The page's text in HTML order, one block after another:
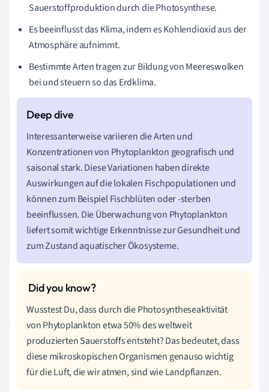
Sauerstoffproduktion durch die Photosynthese.
Es beeinflusst das Klima, indem es Kohlendioxid aus der
Atmosphäre aufnimmt.
Bestimmte Arten tragen zur Bildung von Meereswolken
bei und steuern so das Erdklima.
Interessanterweise variieren die Arten und
Konzentrationen von Phytoplankton geografisch und
saisonal stark. Diese Variationen haben direkte
Auswirkungen auf die lokalen Fischpopulationen und
können zum Beispiel Fischblüten oder -sterben
beeinflussen. Die Überwachung von Phytoplankton
liefert somit wichtige Erkenntnisse zur Gesundheit und
zum Zustand aquatischer Ökosysteme.
Wusstest Du, dass durch die Photosyntheseaktivität
von Phytoplankton etwa 50% des weltweit
produzierten Sauerstoffs entsteht? Das bedeutet, dass
diese mikroskopischen Organismen genauso wichtig
für die Luft, die wir atmen, sind wie Landpflanzen.